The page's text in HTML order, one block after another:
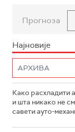
Прогноза
Најновије
Како расхладити
и шта никако не
савети ауто-